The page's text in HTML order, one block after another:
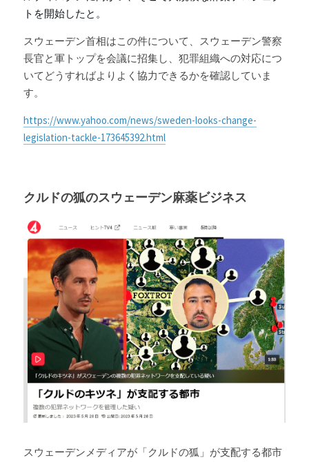
トを開始したと。
スウェーデン首相はこの件について、スウェーデン警察
長官と軍トップを会議に招集し、犯罪組織への対応につ
いてどうすればよりよく協力できるかを確認していま
す。
https://www.yahoo.com/news/sweden-looks-change-
legislation-tackle-173645392.html
クルドの狐のスウェーデン麻薬ビジネス
スウェーデンメディアが「クルドの狐」が支配する都市